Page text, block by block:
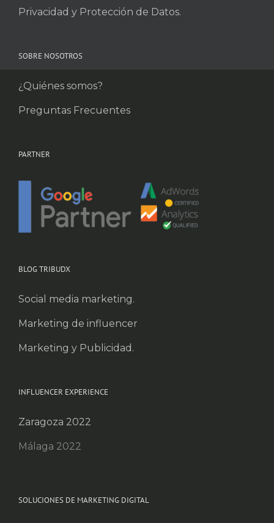
Privacidad y Protección de Datos.
SOBRE NOSOTROS
¿Quiénes somos?
Preguntas Frecuentes
PARTNER
BLOG TRIBUDX
Social media marketing.
Marketing de influencer
Marketing y Publicidad.
INFLUENCER EXPERIENCE
Zaragoza 2022
Málaga 2022
SOLUCIONES DE MARKETING DIGITAL